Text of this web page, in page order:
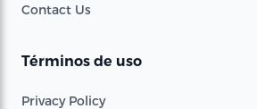
Contact Us
Términos de uso
Privacy Policy